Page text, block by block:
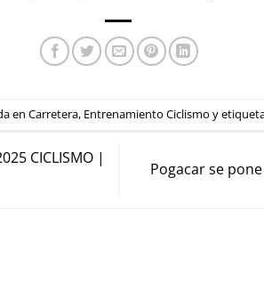
en Carretera, Entrenamiento Ciclismo y
CICLISMO |
Pogacar se